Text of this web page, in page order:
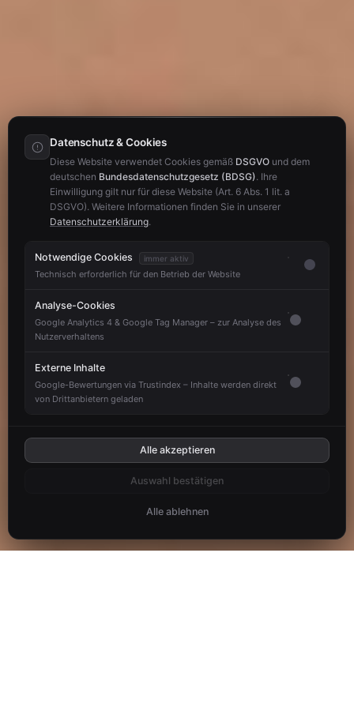
Datenschutz & Cookies
Diese Website verwendet Cookies gemäß DSGVO und dem
deutschen Bundesdatenschutzgesetz (BDSG). Ihre
Einwilligung gilt nur für diese Website (Art. 6 Abs. 1 lit. a
DSGVO). Weitere Informationen finden Sie in unserer
Datenschutzerklärung.
Notwendige Cookies immer aktiv
Technisch erforderlich für den Betrieb der Website
Analyse-Cookies
Google Analytics 4 & Google Tag Manager – zur Analyse des
Nutzerverhaltens
Externe Inhalte
Google-Bewertungen via Trustindex – Inhalte werden direkt
von Drittanbietern geladen
Alle akzeptieren
Auswahl bestätigen
Alle ablehnen